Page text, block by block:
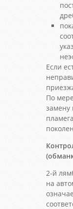
Если
По
замену
2-й
на